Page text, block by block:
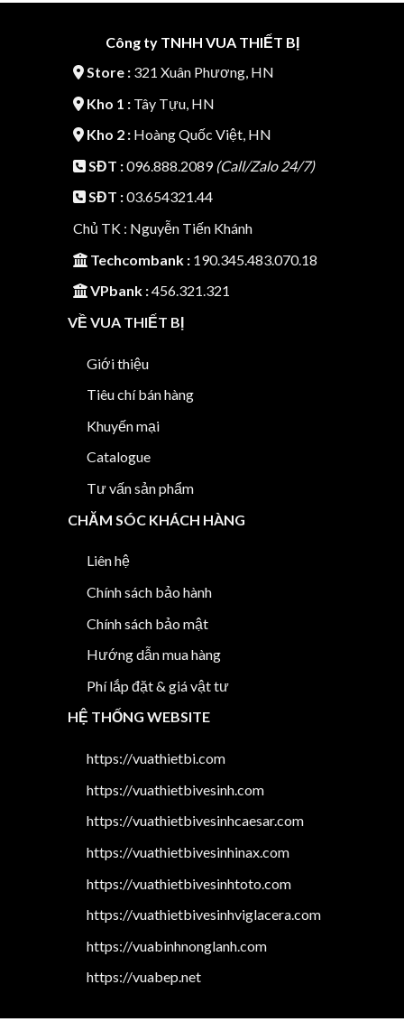
1.040.000₫.
Công ty TNHH VUA THIẾT BỊ
Store :321 Xuân Phương, HN
Kho 1 :Tây Tựu, HN
Kho 2 :Hoàng Quốc Việt, HN
SĐT :096.888.2089 (Call/Zalo 24/7)
SĐT :03.654321.44
Chủ TK : Nguyễn Tiến Khánh
Techcombank :190.345.483.070.18
VPbank :456.321.321
VỀ VUA THIẾT BỊ
Giới thiệu
Tiêu chí bán hàng
Khuyến mại
Catalogue
Tư vấn sản phẩm
CHĂM SÓC KHÁCH HÀNG
Liên hệ
Chính sách bảo hành
Chính sách bảo mật
Hướng dẫn mua hàng
Phí lắp đặt & giá vật tư
HỆ THỐNG WEBSITE
https://vuathietbi.com
https://vuathietbivesinh.com
https://vuathietbivesinhcaesar.com
https://vuathietbivesinhinax.com
https://vuathietbivesinhtoto.com
https://vuathietbivesinhviglacera.com
https://vuabinhnonglanh.com
https://vuabep.net